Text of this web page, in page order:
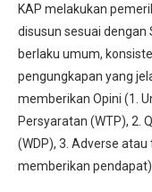
KAP melakukan
disusun sesuai dengan
berlaku umum,
pengungkapan yang
memberikan Opini (1.
Persyaratan (WTP), 2.
(WDP), 3. Adverse
memberikan